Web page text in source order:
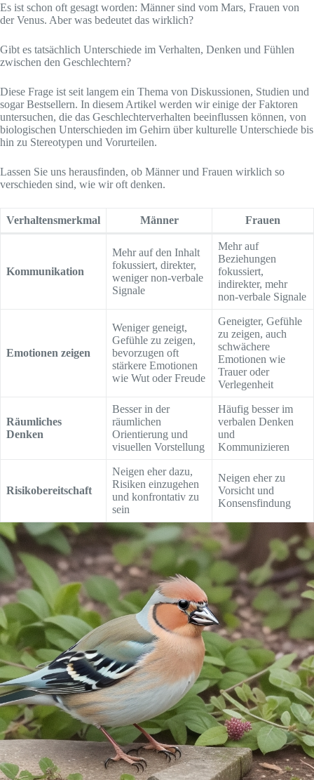
Es ist schon oft gesagt worden: Männer sind vom Mars, Frauen von
der Venus. Aber was bedeutet das wirklich?
Gibt es tatsächlich Unterschiede im Verhalten, Denken und Fühlen
zwischen den Geschlechtern?
Diese Frage ist seit langem ein Thema von Diskussionen, Studien und
sogar Bestsellern. In diesem Artikel werden wir einige der Faktoren
untersuchen, die das Geschlechterverhalten beeinflussen können, von
biologischen Unterschieden im Gehirn über kulturelle Unterschiede bis
hin zu Stereotypen und Vorurteilen.
Lassen Sie uns herausfinden, ob Männer und Frauen wirklich so
verschieden sind, wie wir oft denken.
Verhaltensmerkmal Männer Frauen
Kommunikation
Mehr auf den Inhalt
fokussiert, direkter,
weniger non-verbale
Signale
Mehr auf
Beziehungen
fokussiert,
indirekter, mehr
non-verbale Signale
Emotionen zeigen
Weniger geneigt,
Gefühle zu zeigen,
bevorzugen oft
stärkere Emotionen
wie Wut oder Freude
Geneigter, Gefühle
zu zeigen, auch
schwächere
Emotionen wie
Trauer oder
Verlegenheit
Räumliches
Denken
Besser in der
räumlichen
Orientierung und
visuellen Vorstellung
Häufig besser im
verbalen Denken
und
Kommunizieren
Risikobereitschaft
Neigen eher dazu,
Risiken einzugehen
und konfrontativ zu
sein
Neigen eher zu
Vorsicht und
Konsensfindung